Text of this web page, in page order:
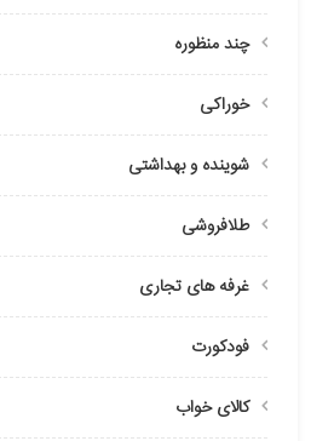
چند منظوره
خوراکی
شوینده و بهداشتی
طلافروشی
غرفه های تجاری
فودکورت
کالای خواب